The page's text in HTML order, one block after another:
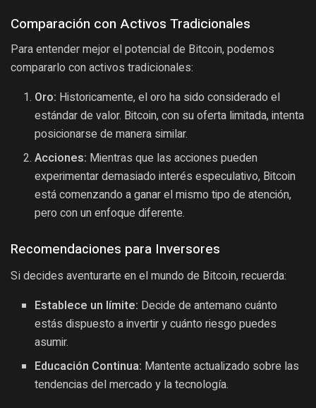
Comparación con Activos Tradicionales
Para entender mejor el potencial de Bitcoin, podemos
compararlo con activos tradicionales:
Oro: Historicamente, el oro ha sido considerado el
estándar de valor. Bitcoin, con su oferta limitada, intenta
posicionarse de manera similar.
Acciones: Mientras que las acciones pueden
experimentar demasiado interés especulativo, Bitcoin
está comenzando a ganar el mismo tipo de atención,
pero con un enfoque diferente.
Recomendaciones para Inversores
Si decides aventurarte en el mundo de Bitcoin, recuerda:
Establece un límite: Decide de antemano cuánto
estás dispuesto a invertir y cuánto riesgo puedes
asumir.
Educación Continua: Mantente actualizado sobre las
tendencias del mercado y la tecnología.